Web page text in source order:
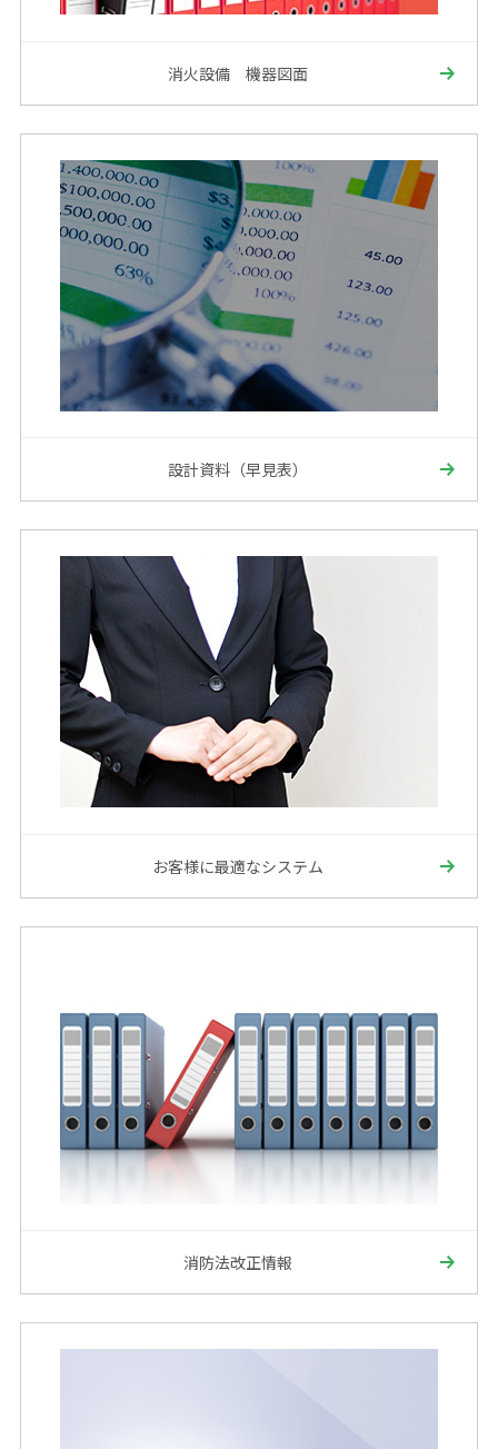
消火設備 機器図面
設計資料（早見表）
お客様に最適なシステム
消防法改正情報